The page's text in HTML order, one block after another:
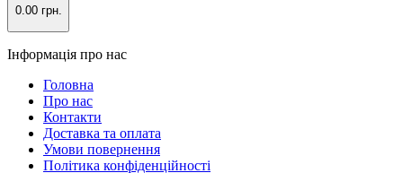
0.00 грн.
Інформація про нас
Головна
Про нас
Контакти
Доставка та оплата
Умови повернення
Політика конфіденційності